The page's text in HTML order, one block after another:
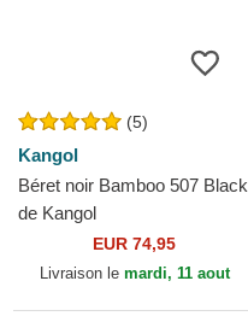
(5)
Kangol
Béret noir Bamboo 507 Black
de Kangol
EUR 74,95
Livraison le mardi, 11 aout